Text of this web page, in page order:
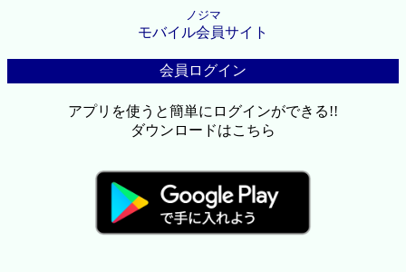
ノジマ
モバイル会員サイト
会員ログイン
アプリを使うと簡単にログインができる!!
ダウンロードはこちら